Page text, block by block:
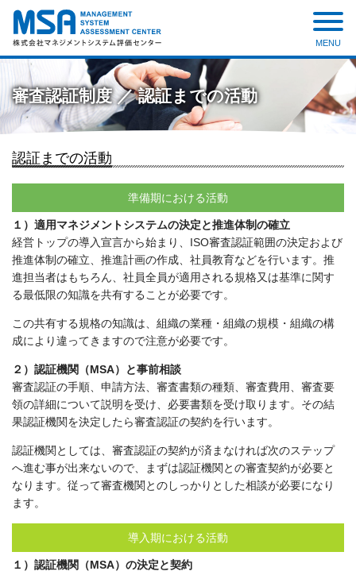
株式会社 マネジメントシステ
ム評価センター
MENU
審査認証制度 ／ 認証までの活動
認証までの活動
準備期における活動
１）適用マネジメントシステムの決定と推進体制の確立
経営トップの導入宣言から始まり、ISO審査認証範囲の決定および
推進体制の確立、推進計画の作成、社員教育などを行います。推
進担当者はもちろん、社員全員が適用される規格又は基準に関す
る最低限の知識を共有することが必要です。
この共有する規格の知識は、組織の業種・組織の規模・組織の構
成により違ってきますので注意が必要です。
２）認証機関（MSA）と事前相談
審査認証の手順、申請方法、審査書類の種類、審査費用、審査要
領の詳細について説明を受け、必要書類を受け取ります。その結
果認証機関を決定したら審査認証の契約を行います。
認証機関としては、審査認証の契約が済まなければ次のステップ
へ進む事が出来ないので、まずは認証機関との審査契約が必要と
なります。従って審査機関とのしっかりとした相談が必要になり
ます。
導入期における活動
１）認証機関（MSA）の決定と契約